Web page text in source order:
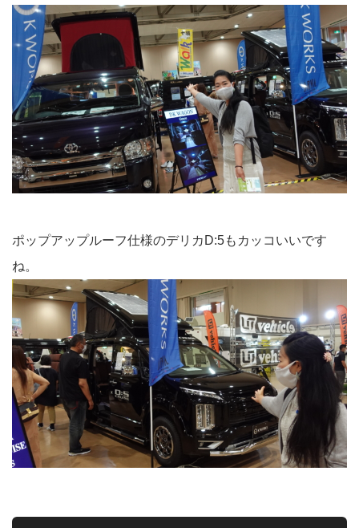
ポップアップルーフ仕様のデリカD:5もカッコいいです
ね。